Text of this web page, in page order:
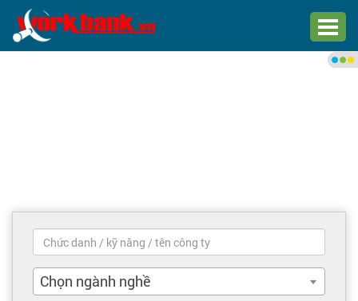
Trang chủ
Việc làm mới nhất
Chọn ngành nghề